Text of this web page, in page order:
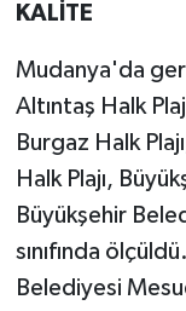
KALİTE
Mudanya'da
Altıntaş Halk
Burgaz Halk
Halk Plajı,
Büyükşehir
sınıfında
Belediyesi